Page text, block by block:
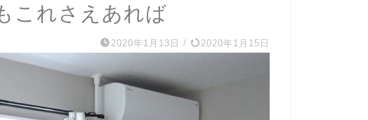
これさえあれば
2020年1月13日 / 2020年1月15日